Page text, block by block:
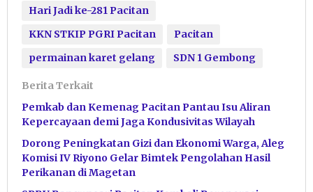
Hari Jadi ke-281 Pacitan
KKN STKIP PGRI Pacitan
Pacitan
permainan karet gelang
SDN 1 Gembong
Berita Terkait
Pemkab dan Kemenag Pacitan Pantau Isu Aliran
Kepercayaan demi Jaga Kondusivitas Wilayah
Dorong Peningkatan Gizi dan Ekonomi Warga, Aleg
Komisi IV Riyono Gelar Bimtek Pengolahan Hasil
Perikanan di Magetan